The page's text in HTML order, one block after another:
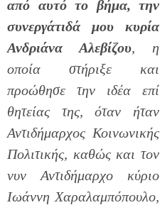
από αυτό το βήμα, την
συνεργάτιδά μου κυρία
Ανδριάνα Αλεβίζου, η
οποία στήριξε και
προώθησε την ιδέα επί
θητείας της, όταν ήταν
Αντιδήμαρχος Κοινωνικής
Πολιτικής, καθώς και τον
νυν Αντιδήμαρχο κύριο
Ιωάννη Χαραλαμπόπουλο,